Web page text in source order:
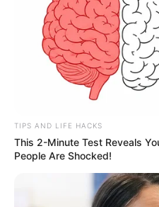
TIPS AND LIFE HACKS
This 2-Minute Test Reveals
People Are Shocked!